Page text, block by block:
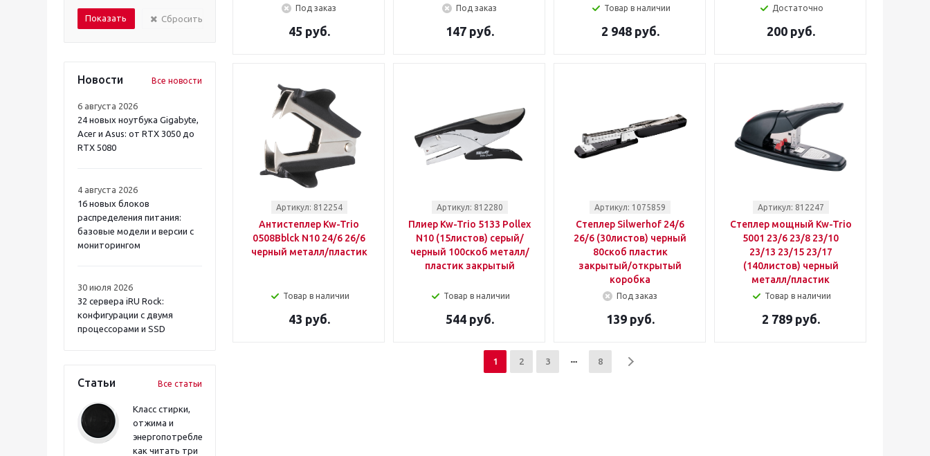
Сбросить
Новости Все новости
6 августа 2026
24 новых ноутбука Gigabyte,
Acer и Asus: от RTX 3050 до
RTX 5080
4 августа 2026
16 новых блоков
распределения питания:
базовые модели и версии с
мониторингом
30 июля 2026
32 сервера iRU Rock:
конфигурации с двумя
процессорами и SSD
Статьи Все статьи
Класс стирки,
отжима и
энергопотребления:
как читать три
Под заказ
45 руб.
Под заказ
147 руб.
Товар в наличии
2 948 руб.
Достаточно
200 руб.
Артикул: 812254
Антистеплер Kw-Trio
0508Bblck N10 24/6 26/6
черный металл/пластик
Товар в наличии
43 руб.
Артикул: 812280
Плиер Kw-Trio 5133 Pollex
N10 (15листов) серый/
черный 100скоб металл/
пластик закрытый
Товар в наличии
544 руб.
Артикул: 1075859
Степлер Silwerhof 24/6
26/6 (30листов) черный
80скоб пластик
закрытый/открытый
коробка
Под заказ
139 руб.
Артикул: 812247
Степлер мощный Kw-Trio
5001 23/6 23/8 23/10
23/13 23/15 23/17
(140листов) черный
металл/пластик
Товар в наличии
2 789 руб.
1 2 3 8